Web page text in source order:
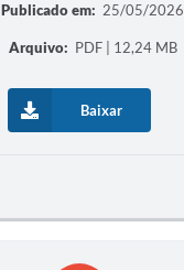
Publicado em: 25/05/2026
Arquivo: PDF | 12,24 MB
Baixar